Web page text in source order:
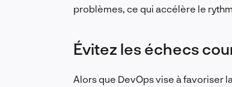
problèmes, ce qui accélère le
Évitez les échecs
Alors que DevOps vise à favoriser